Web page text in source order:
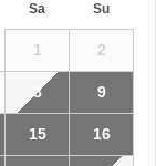
Sa Su
1 2
8 9
15 16